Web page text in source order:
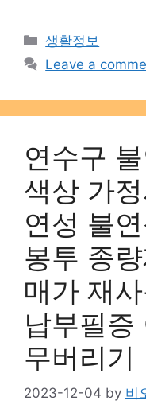
Categories
생활정보
Leave a
연수구
색상 가
연성 불
봉투 종
매가 재
납부필증
무버리기
2023-12-04 by 비